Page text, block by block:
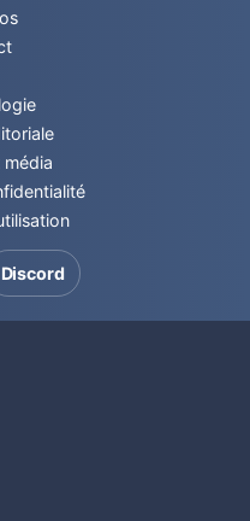
média
Discord